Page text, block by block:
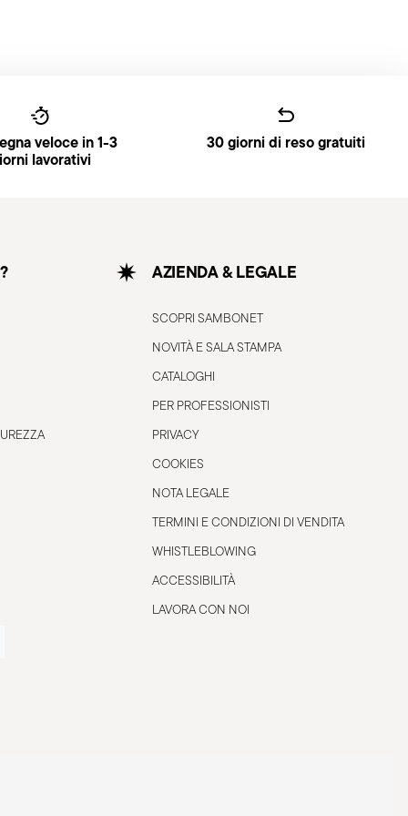
veloce in 1-3
lavorativi
30 giorni di reso gratuiti
AZIENDA & LEGALE
SCOPRI SAMBONET
NOVITÀ E SALA STAMPA
CATALOGHI
PER PROFESSIONISTI
PRIVACY
COOKIES
NOTA LEGALE
TERMINI E CONDIZIONI DI VENDITA
WHISTLEBLOWING
ACCESSIBILITÀ
LAVORA CON NOI